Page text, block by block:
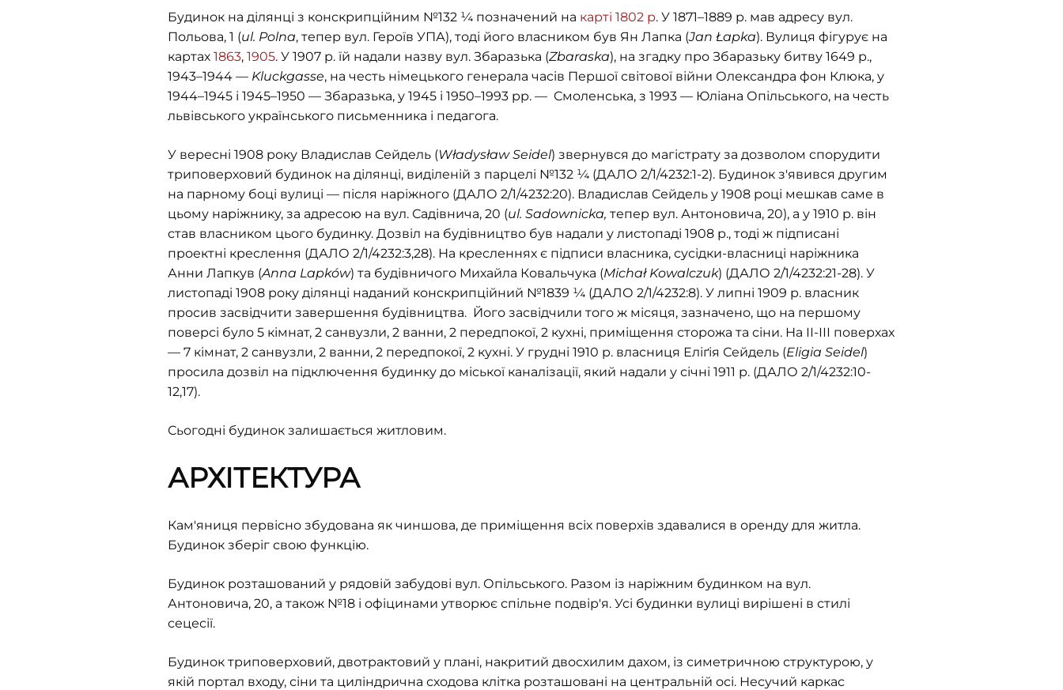
Будинок на ділянці з конскрипційним №132 ¼ позначений на карті 1802 р. У 1871–1889 р. мав адресу вул.
Польова, 1 (ul. Polna, тепер вул. Героїв УПА), тоді його власником був Ян Лапка (Jan Łapka). Вулиця фігурує на
картах 1863, 1905. У 1907 р. їй надали назву вул. Збаразька (Zbaraska), на згадку про Збаразьку битву 1649 р.,
1943–1944 — Kluckgasse, на честь німецького генерала часів Першої світової війни Олександра фон Клюка, у
1944–1945 і 1945–1950 — Збаразька, у 1945 і 1950–1993 рр. — Смоленська, з 1993 — Юліана Опільського, на честь
львівського українського письменника і педагога.
У вересні 1908 року Владислав Сейдель (Władysław Seіdel) звернувся до магістрату за дозволом спорудити
триповерховий будинок на ділянці, виділеній з парцелі №132 ¼ (ДАЛО 2/1/4232:1-2). Будинок з'явився другим
на парному боці вулиці — після наріжного (ДАЛО 2/1/4232:20). Владислав Сейдель у 1908 році мешкав саме в
цьому наріжнику, за адресою на вул. Садівнича, 20 (ul. Sadownicka, тепер вул. Антоновича, 20), а у 1910 р. він
став власником цього будинку. Дозвіл на будівництво був надали у листопаді 1908 р., тоді ж підписані
проектні креслення (ДАЛО 2/1/4232:3,28). На кресленнях є підписи власника, сусідки-власниці наріжника
Анни Лапкув (Anna Lapków) та будівничого Михайла Ковальчука (Michał Kowalczuk) (ДАЛО 2/1/4232:21-28). У
листопаді 1908 року ділянці наданий конскрипційний №1839 ¼ (ДАЛО 2/1/4232:8). У липні 1909 р. власник
просив засвідчити завершення будівництва. Його засвідчили того ж місяця, зазначено, що на першому
поверсі було 5 кімнат, 2 санвузли, 2 ванни, 2 передпокої, 2 кухні, приміщення сторожа та сіни. На ІІ-ІІІ поверхах
— 7 кімнат, 2 санвузли, 2 ванни, 2 передпокої, 2 кухні. У грудні 1910 р. власниця Еліґія Сейдель (Eligia Seidel)
просила дозвіл на підключення будинку до міської каналізації, який надали у січні 1911 р. (ДАЛО 2/1/4232:10-
12,17).
Сьогодні будинок залишається житловим.
АРХІТЕКТУРА
Кам'яниця первісно збудована як чиншова, де приміщення всіх поверхів здавалися в оренду для житла.
Будинок зберіг свою функцію.
Будинок розташований у рядовій забудові вул. Опільського. Разом із наріжним будинком на вул.
Антоновича, 20, а також №18 і офіцинами утворює спільне подвір'я. Усі будинки вулиці вирішені в стилі
сецесії.
Будинок триповерховий, двотрактовий у плані, накритий двосхилим дахом, із симетричною структурою, у
якій портал входу, сіни та циліндрична сходова клітка розташовані на центральній осі. Несучий каркас